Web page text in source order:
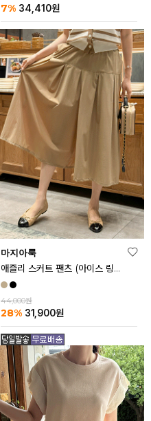
7% 34,410원
마지아룩
애즐리 스커트 팬츠 (아이스 링클프리ver.)
44,000원
28% 31,900원